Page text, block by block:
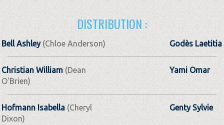
DISTRIBUTION :
Bell Ashley(Chloe Anderson) Godès Laetitia
Christian William (Dean
O'Brien)
Yami Omar
Hofmann Isabella (Cheryl
Dixon)
Genty Sylvie